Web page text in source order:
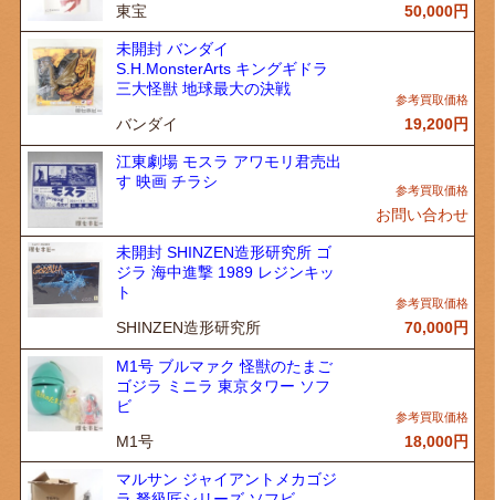
東宝 50,000円
未開封 バンダイ
S.H.MonsterArts キングギドラ
三大怪獣 地球最大の決戦
バンダイ 19,200円
江東劇場 モスラ アワモリ君売出
す 映画 チラシ
お問い合わせ
未開封 SHINZEN造形研究所 ゴ
ジラ 海中進撃 1989 レジンキッ
ト
SHINZEN造形研究所 70,000円
M1号 ブルマァク 怪獣のたまご
ゴジラ ミニラ 東京タワー ソフ
ビ
M1号 18,000円
マルサン ジャイアントメカゴジ